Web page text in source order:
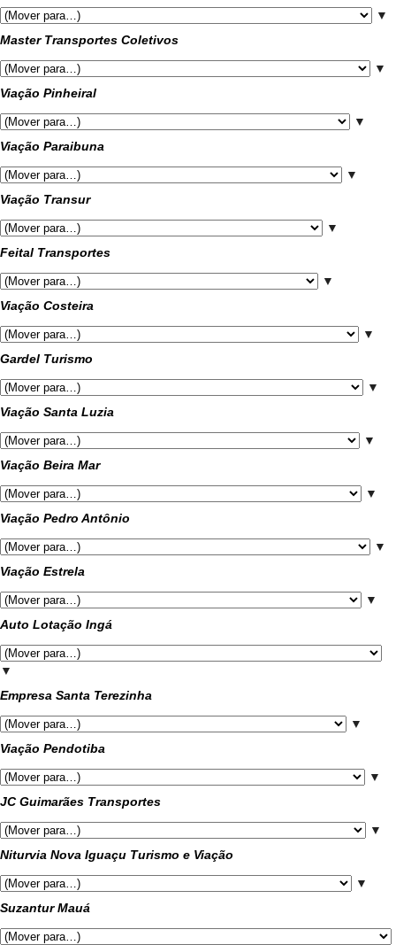
▼
Master Transportes Coletivos
▼
Viação Pinheiral
▼
Viação Paraibuna
▼
Viação Transur
▼
Feital Transportes
▼
Viação Costeira
▼
Gardel Turismo
▼
Viação Santa Luzia
▼
Viação Beira Mar
▼
Viação Pedro Antônio
▼
Viação Estrela
▼
Auto Lotação Ingá
▼
Empresa Santa Terezinha
▼
Viação Pendotiba
▼
JC Guimarães Transportes
▼
Niturvia Nova Iguaçu Turismo e Viação
▼
Suzantur Mauá